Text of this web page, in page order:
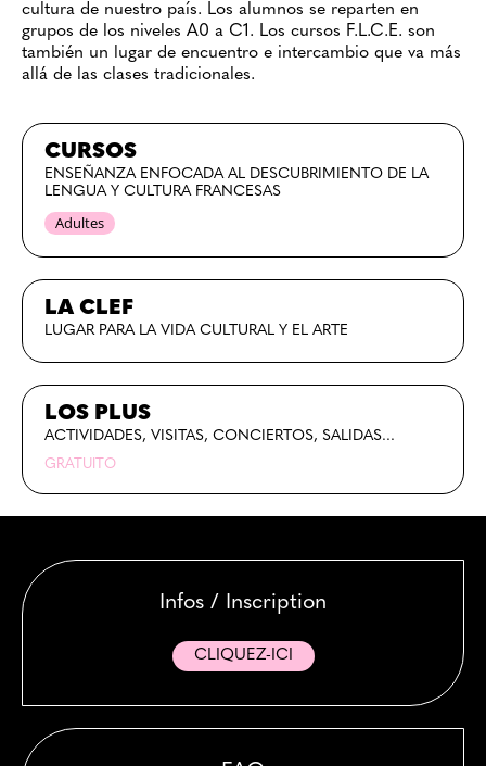
cultura de nuestro país. Los alumnos se reparten en
grupos de los niveles A0 a C1. Los cursos F.L.C.E. son
también un lugar de encuentro e intercambio que va más
allá de las clases tradicionales.
CURSOS
ENSEÑANZA ENFOCADA AL DESCUBRIMIENTO DE LA
LENGUA Y CULTURA FRANCESAS
Adultes
LA CLEF
LUGAR PARA LA VIDA CULTURAL Y EL ARTE
LOS PLUS
ACTIVIDADES, VISITAS, CONCIERTOS, SALIDAS...
GRATUITO
Infos / Inscription
CLIQUEZ-ICI